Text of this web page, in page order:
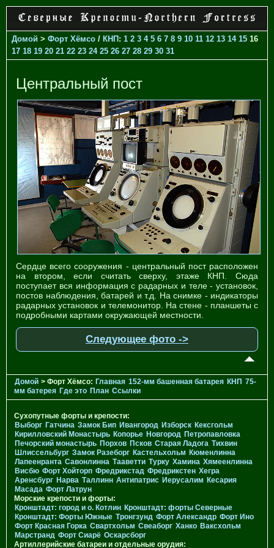
Домой > Форт Хёмсо / КНП: 1 2 3 4 5 6 7 8 9 10 11 12 13 14 15 16
17 18 19 20 21 22 23 24 25 26 27 28 29 30 31
Центральный пост
Сердце всего сооружения - центральный пост расположен
на втором, если считать сверху, этаже КНП. Сюда
поступает вся информация с радарных и теле - установок,
постов наблюдения, батарей и т.д. На снимке - индикаторы
радарных установок и телемонитор. На стене - планшеты с
подробными картами окружающей местности.
Следующее фото ->
Домой > Форт Хёмсо: Главная 152-мм башенная батарея КНП 75-
мм батерея Где это План Ссылки
Сухопутные форты и крепости:
Выборг Гатчина Замок Бип Ивангород Изборск Кексгольм
Кирилловский Монастырь Копорье Новгород Петропавловка
Печорcкий монастырь Порхов Псков Старая Ладога Тихвин
Шлиссельбург Замок Разеборг Кастельхольм Кюменлинна
Лапеенранта Савонлинна Тааветти Турку Хамина Хямеенлинна
Висбю Форт Хойторп Фредрикстад Фредрикстен Хегра
Аренсбург Нарва Таллинн Антипатрис Иерусалим Кесария
Масада Форт Латрун
Морские крепости и форты:
Кронштадт: город и о. Котлин Кронштадт: форты Северные
Кронштадт: Форты Южные Тронгзунд Форт Александр Форт Ино
Форт Красная Горка Свартхольм Свеаборг Ханко Ваксхольм
Марстранд Форт Сиарё Оскарсборг
Артиллерийские батареи и отдельные орудия: